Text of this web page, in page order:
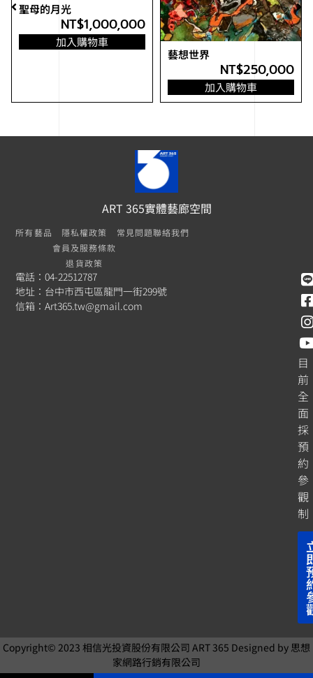
聖母的月光
NT$1,000,000
加入購物車
藝想世界
NT$250,000
加入購物車
ART 365實體藝廊空間
所有藝品
隱私權政策
會員及服務條款
退貨政策
常見問題聯絡我們
電話：04-22512787
地址：台中市西屯區龍門一街299號
信箱：Art365.tw@gmail.com
目
前
全
面
採
預
約
參
觀
制
Copyright© 2023 相信光投資股份有限公司 ART 365 Designed by 思想
家網路行銷有限公司